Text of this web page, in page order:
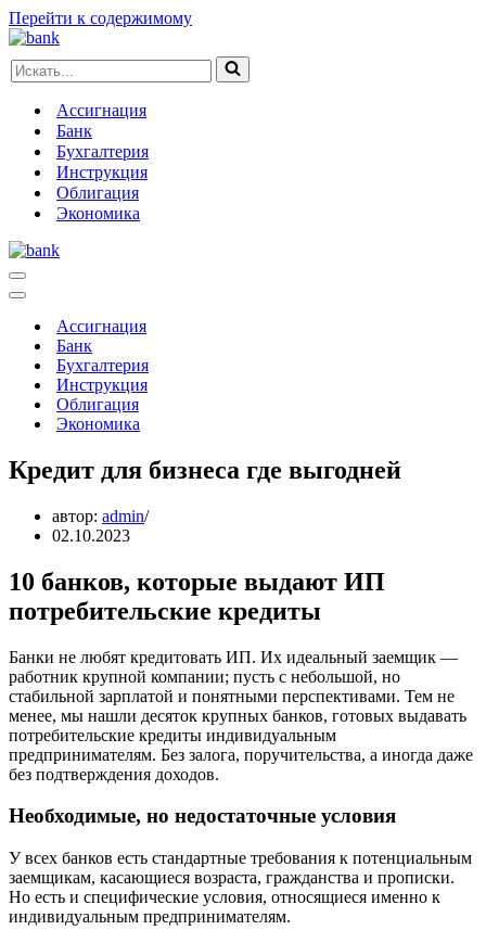
Перейти к содержимому
Искать...
Ассигнация
Банк
Бухгалтерия
Инструкция
Облигация
Экономика
Меню
навигации
Меню
навигацииАссигнация
Банк
Бухгалтерия
Инструкция
Облигация
Экономика
Кредит для бизнеса где выгодней
автор: admin
02.10.2023
10 банков, которые выдают ИП
потребительские кредиты
Банки не любят кредитовать ИП. Их идеальный заемщик —
работник крупной компании; пусть с небольшой, но
стабильной зарплатой и понятными перспективами. Тем не
менее, мы нашли десяток крупных банков, готовых выдавать
потребительские кредиты индивидуальным
предпринимателям. Без залога, поручительства, а иногда даже
без подтверждения доходов.
Необходимые, но недостаточные условия
У всех банков есть стандартные требования к потенциальным
заемщикам, касающиеся возраста, гражданства и прописки.
Но есть и специфические условия, относящиеся именно к
индивидуальным предпринимателям.